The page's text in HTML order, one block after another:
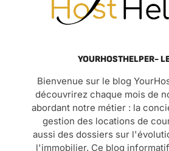
YOURHOSTHELPER-
Bienvenue sur le blog
découvrirez chaque mois de
abordant notre métier : la
gestion des locations de
aussi des dossiers sur
l'immobilier. Ce blog